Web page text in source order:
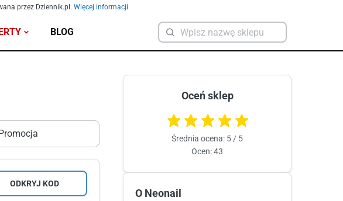
przez Dziennik.pl. Więcej informacji
BLOG
ODKRYJ KOD
Oceń sklep
Średnia ocena: 5 / 5
Ocen: 43
O Neonail